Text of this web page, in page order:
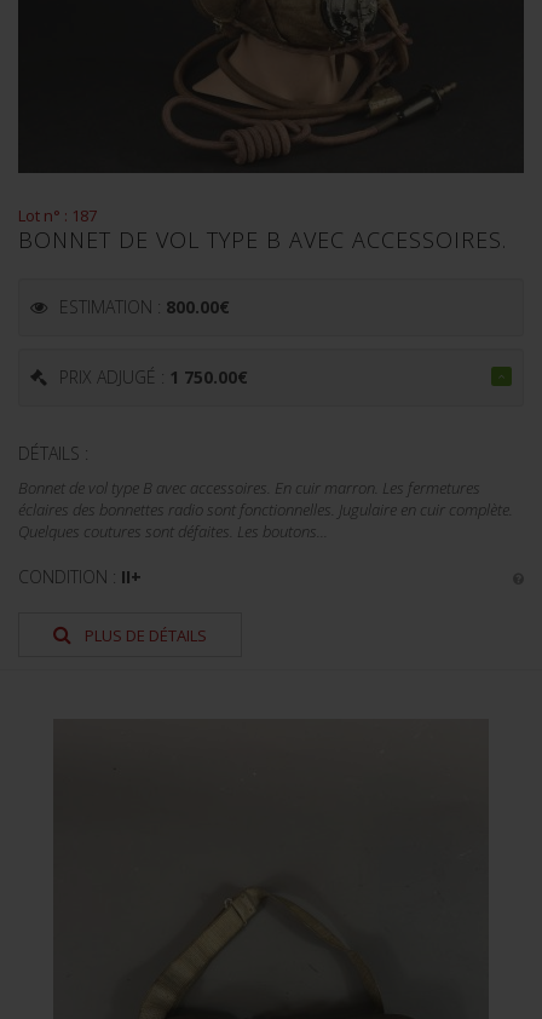
Lot n° : 187
BONNET DE VOL TYPE B AVEC ACCESSOIRES.
ESTIMATION : 800.00€
PRIX ADJUGÉ : 1 750.00€
DÉTAILS :
Bonnet de vol type B avec accessoires. En cuir marron. Les fermetures
éclaires des bonnettes radio sont fonctionnelles. Jugulaire en cuir complète.
Quelques coutures sont défaites. Les boutons...
CONDITION : II+
PLUS DE DÉTAILS